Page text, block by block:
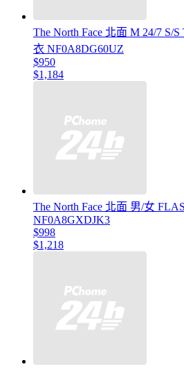
The North Face 北面 M 24/7 S/
衣 NF0A8DG60UZ
$950
$1,184
The North Face 北面 男/女
NF0A8GXDJK3
$998
$1,218